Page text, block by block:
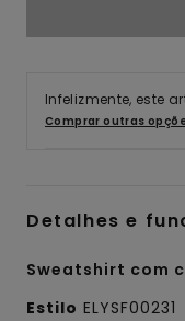
Infelizmente, este
Comprar outras
Detalhes e
Sweatshirt com
Estilo ELYSF00231